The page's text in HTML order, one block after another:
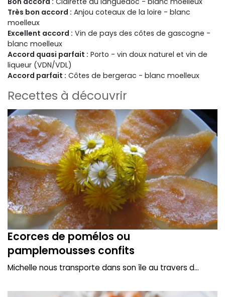
Très bon accord : Anjou coteaux de la loire - blanc
moelleux
Excellent accord : Vin de pays des côtes de gascogne -
blanc moelleux
Accord quasi parfait : Porto - vin doux naturel et vin de
liqueur (VDN/VDL)
Accord parfait : Côtes de bergerac - blanc moelleux
Recettes à découvrir
Ecorces de pomélos ou
pamplemousses confits
Michelle nous transporte dans son île au travers d...